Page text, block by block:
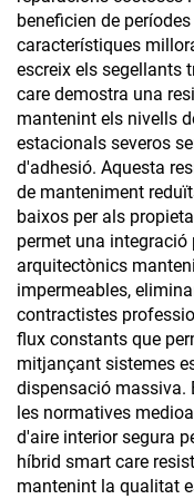
beneficien de
característiques
escreix els segellants
care demostra una
mantenint els nivells
estacionals severos
d'adhesió. Aquesta
de manteniment
baixos per als
permet una
arquitectònics
impermeables,
contractistes
flux constants que
mitjançant sistemes
dispensació massiva.
les normatives
d'aire interior segura
híbrid smart care
mantenint la qualitat